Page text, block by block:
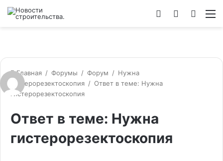
Switch
Войти
Главная / Форумы / Форум / Нужна
гистерорезектоскопия / Ответ в теме: Нужна
гистерорезектоскопия
Ответ в теме: Нужна
гистерорезектоскопия